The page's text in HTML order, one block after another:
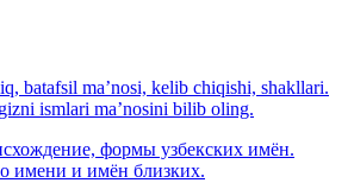
batafsil ma’nosi, kelib chiqishi, shakllari.
ismlari ma’nosini bilib oling.
формы узбекских имён.
имени и имён близких.